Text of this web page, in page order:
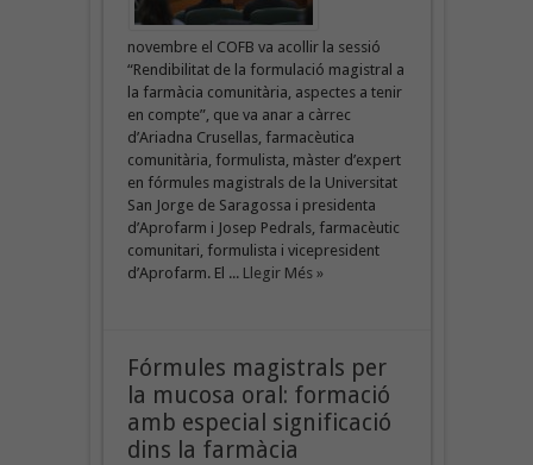
novembre el COFB va acollir la sessió
“Rendibilitat de la formulació magistral a
la farmàcia comunitària, aspectes a tenir
en compte”, que va anar a càrrec
d’Ariadna Crusellas, farmacèutica
comunitària, formulista, màster d’expert
en fórmules magistrals de la Universitat
San Jorge de Saragossa i presidenta
d’Aprofarm i Josep Pedrals, farmacèutic
comunitari, formulista i vicepresident
d’Aprofarm. El ... Llegir Més »
Fórmules magistrals per
la mucosa oral: formació
amb especial significació
dins la farmàcia